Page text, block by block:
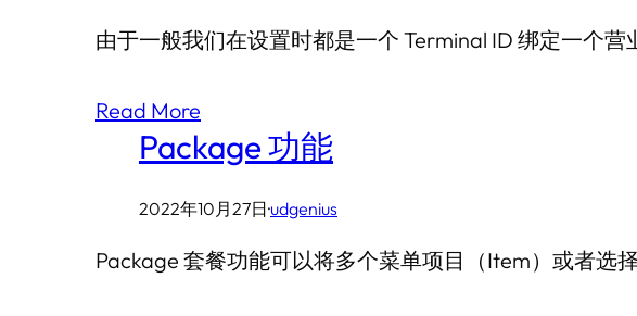
由于一般我们在设置时都是一个 Terminal ID 绑定一个
Read More
Package 功能
2022年10月27日·udgenius
Package 套餐功能可以将多个菜单项目（Item）或者选